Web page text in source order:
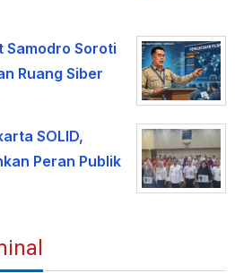
Samodro Soroti
Ruang Siber
SOLID,
Peran Publik